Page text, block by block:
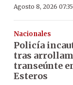
Agosto 8, 2026
Nacionales
Policía
tras
transeúnte
Esteros